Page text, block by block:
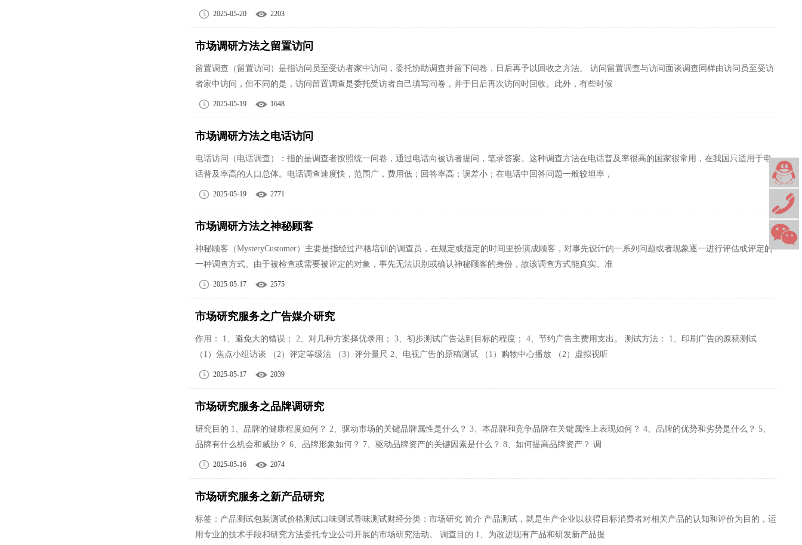
2025-05-20 2203
市场调研方法之留置访问
留置调查（留置访问）是指访问员至受访者家中访问，委托协助调查并留下问卷，日后再予以回收之方法。 访问留置调查与访问面谈调查同样由访问员至受访
者家中访问，但不同的是，访问留置调查是委托受访者自己填写问卷，并于日后再次访问时回收。此外，有些时候
2025-05-19 1648
市场调研方法之电话访问
电话访问（电话调查）：指的是调查者按照统一问卷，通过电话向被访者提问，笔录答案。这种调查方法在电话普及率很高的国家很常用，在我国只适用于电
话普及率高的人口总体。电话调查速度快，范围广，费用低；回答率高；误差小；在电话中回答问题一般较坦率，
2025-05-19 2771
市场调研方法之神秘顾客
神秘顾客（MysteryCustomer）主要是指经过严格培训的调查员，在规定或指定的时间里扮演成顾客，对事先设计的一系列问题或者现象逐一进行评估或评定的
一种调查方式。由于被检查或需要被评定的对象，事先无法识别或确认神秘顾客的身份，故该调查方式能真实、准
2025-05-17 2575
市场研究服务之广告媒介研究
作用： 1、避免大的错误； 2、对几种方案择优录用； 3、初步测试广告达到目标的程度； 4、节约广告主费用支出。 测试方法： 1、印刷广告的原稿测试
（1）焦点小组访谈 （2）评定等级法 （3）评分量尺 2、电视广告的原稿测试 （1）购物中心播放 （2）虚拟视听
2025-05-17 2039
市场研究服务之品牌调研究
研究目的 1、品牌的健康程度如何？ 2、驱动市场的关键品牌属性是什么？ 3、本品牌和竞争品牌在关键属性上表现如何？ 4、品牌的优势和劣势是什么？ 5、
品牌有什么机会和威胁？ 6、品牌形象如何？ 7、驱动品牌资产的关键因素是什么？ 8、如何提高品牌资产？ 调
2025-05-16 2074
市场研究服务之新产品研究
标签：产品测试包装测试价格测试口味测试香味测试财经分类：市场研究 简介 产品测试，就是生产企业以获得目标消费者对相关产品的认知和评价为目的，运
用专业的技术手段和研究方法委托专业公司开展的市场研究活动。 调查目的 1、为改进现有产品和研发新产品提